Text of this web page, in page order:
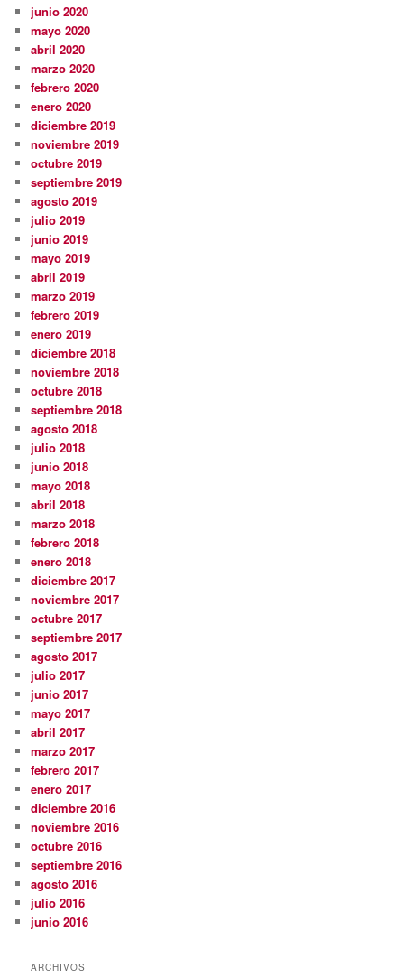
junio 2020
mayo 2020
abril 2020
marzo 2020
febrero 2020
enero 2020
diciembre 2019
noviembre 2019
octubre 2019
septiembre 2019
agosto 2019
julio 2019
junio 2019
mayo 2019
abril 2019
marzo 2019
febrero 2019
enero 2019
diciembre 2018
noviembre 2018
octubre 2018
septiembre 2018
agosto 2018
julio 2018
junio 2018
mayo 2018
abril 2018
marzo 2018
febrero 2018
enero 2018
diciembre 2017
noviembre 2017
octubre 2017
septiembre 2017
agosto 2017
julio 2017
junio 2017
mayo 2017
abril 2017
marzo 2017
febrero 2017
enero 2017
diciembre 2016
noviembre 2016
octubre 2016
septiembre 2016
agosto 2016
julio 2016
junio 2016
ARCHIVOS